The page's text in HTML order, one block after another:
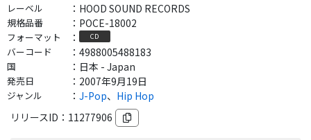
レーベル ： HOOD SOUND RECORDS
規格品番 ： POCE-18002
フォーマット ： CD
バーコード ： 4988005488183
国 ： 日本 - Japan
発売日 ： 2007年9月19日
ジャンル ： J-Pop、 Hip Hop
リリースID： 11277906